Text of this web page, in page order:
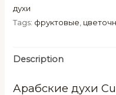
духи
Tags: фруктовые,
Description
Арабские духи